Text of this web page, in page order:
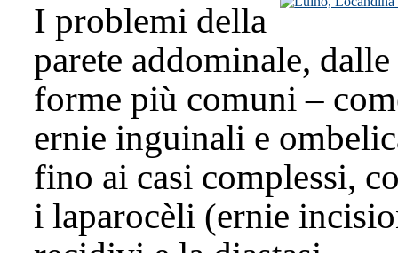
I problemi della
parete addominale, dalle
forme più comuni –
ernie inguinali e
fino ai casi complessi,
i laparocèli (ernie